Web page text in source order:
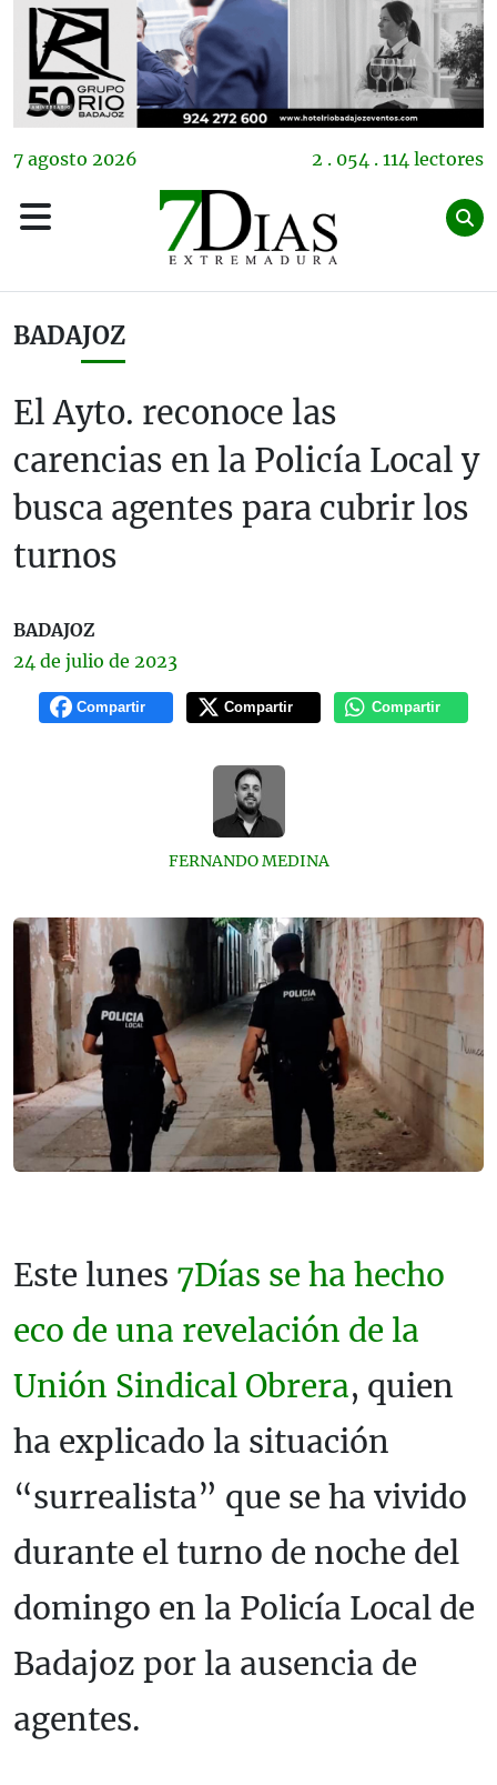
7 agosto 2026 2 . 054 . 114 lectores
BADAJOZ
El Ayto. reconoce las
carencias en la Policía Local y
busca agentes para cubrir los
turnos
BADAJOZ
24 de julio de 2023
Compartir Compartir Compartir
FERNANDO MEDINA
Este lunes 7Días se ha hecho
eco de una revelación de la
Unión Sindical Obrera, quien
ha explicado la situación
“surrealista” que se ha vivido
durante el turno de noche del
domingo en la Policía Local de
Badajoz por la ausencia de
agentes.